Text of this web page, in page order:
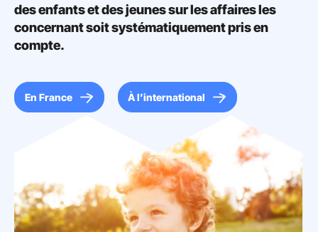
des enfants et des jeunes sur les affaires les
concernant soit systématiquement pris en
compte.
En France À l’international